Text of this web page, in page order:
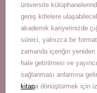
üniversite
geniş kitlelere
akademik kariyerinizde
süreci, yalnızca bir
zamanda içeriğin yeniden
hale getirilmesi ve
sağlanması anlamına
kitapa dönüştürmek için